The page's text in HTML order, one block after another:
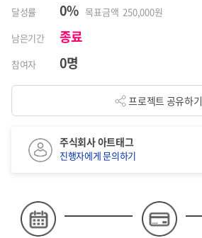
달성률 0% 목표금액 250,000원
남은기간
종료
참여자 0명
프로젝트 공유하기
주식회사 아트태그
진행자에게 문의하기